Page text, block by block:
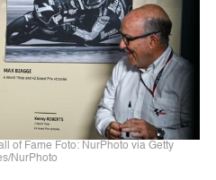
of Fame Foto: NurPhoto via Getty
NurPhoto